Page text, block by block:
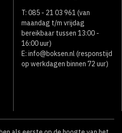
T: 085 - 21 03 961 (van
maandag t/m vrijdag
bereikbaar tussen 13:00 -
16:00 uur)
E: info@boksen.nl (responstijd
op werkdagen binnen 72 uur)